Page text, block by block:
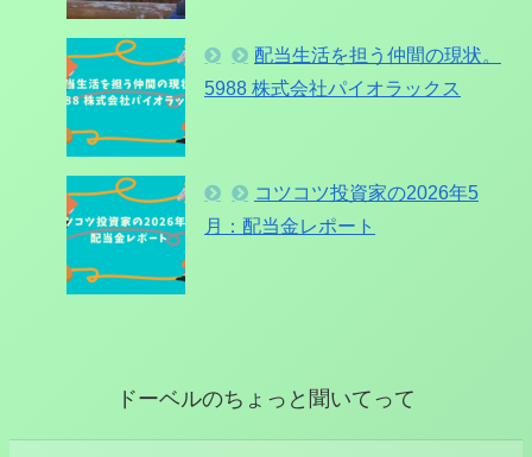
配当生活を担う仲間の現状。
5988 株式会社パイオラックス
コツコツ投資家の2026年5
月：配当金レポート
ドーベルのちょっと聞いてって